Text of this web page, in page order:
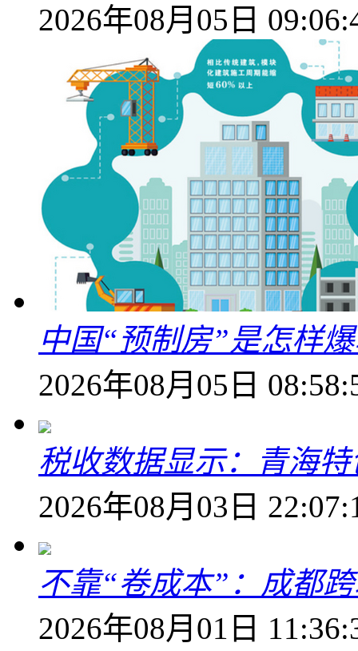
2026年08月05日
中国“预制房”是怎样
2026年08月05日
税收数据显示：青海
2026年08月03日
不靠“卷成本”：成都
2026年08月01日